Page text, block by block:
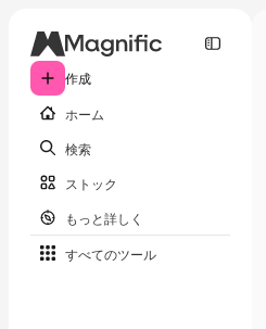
作成
ホーム
検索
ストック
もっと詳しく
すべてのツール